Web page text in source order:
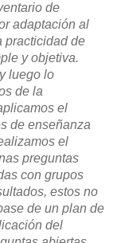
de
adaptación al
practicidad de
y objetiva.
luego lo
de la
el
de enseñanza
el
preguntas
con grupos
estos no
de un plan de
del